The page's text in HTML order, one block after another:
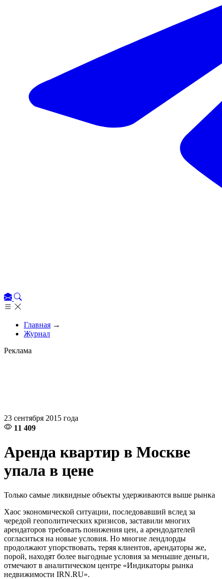
Главная →
Журнал
Реклама
23 сентября 2015 года
11 409
Аренда квартир в Москве
упала в цене
Только самые ликвидные объекты удерживаются выше рынка
Хаос экономической ситуации, последовавший вслед за
чередой геополитических кризисов, заставили многих
арендаторов требовать понижения цен, а арендодателей
согласиться на новые условия. Но многие лендлорды
продолжают упорствовать, теряя клиентов, арендаторы же,
порой, находят более выгодные условия за меньшие деньги,
отмечают в аналитическом центре «Индикаторы рынка
недвижимости IRN.RU».